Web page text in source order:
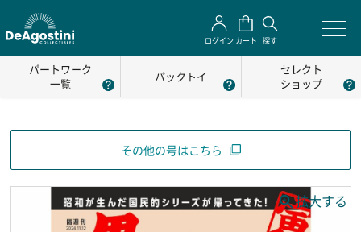
ログイン カート 探す
パートワーク
一覧
パックトイ
セレクト
ショップ
その他の号はこちら